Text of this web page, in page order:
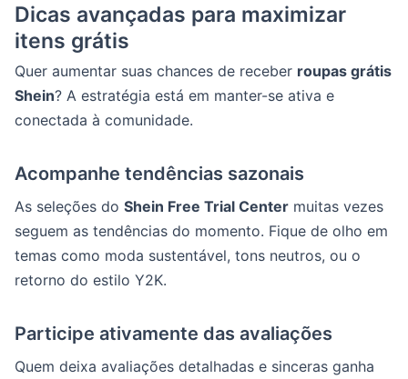
Dicas avançadas para maximizar
itens grátis
Quer aumentar suas chances de receber roupas grátis
Shein? A estratégia está em manter-se ativa e
conectada à comunidade.
Acompanhe tendências sazonais
As seleções do Shein Free Trial Center muitas vezes
seguem as tendências do momento. Fique de olho em
temas como moda sustentável, tons neutros, ou o
retorno do estilo Y2K.
Participe ativamente das avaliações
Quem deixa avaliações detalhadas e sinceras ganha